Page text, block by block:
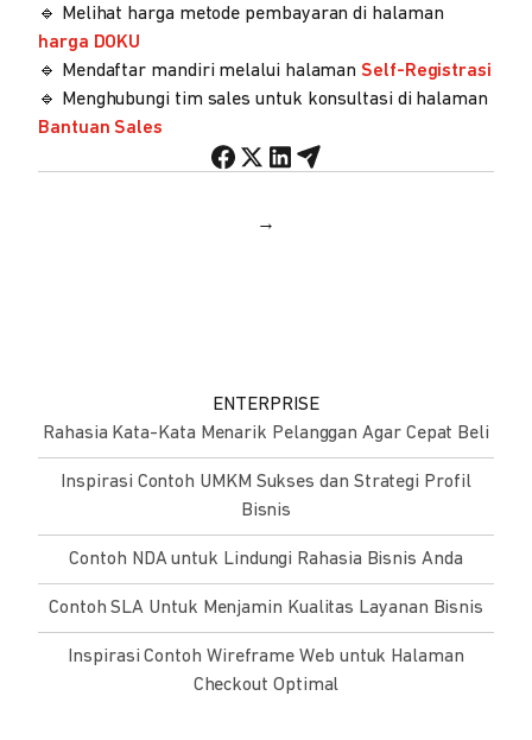
🔹 Melihat harga metode pembayaran di halaman
harga DOKU
🔹 Mendaftar mandiri melalui halaman Self-Registrasi
🔹 Menghubungi tim sales untuk konsultasi di halaman
Bantuan Sales
→
ENTERPRISE
Rahasia Kata-Kata Menarik Pelanggan Agar Cepat Beli
Inspirasi Contoh UMKM Sukses dan Strategi Profil
Bisnis
Contoh NDA untuk Lindungi Rahasia Bisnis Anda
Contoh SLA Untuk Menjamin Kualitas Layanan Bisnis
Inspirasi Contoh Wireframe Web untuk Halaman
Checkout Optimal